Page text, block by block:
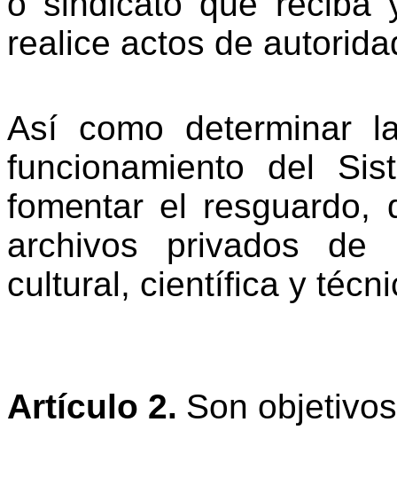
realice actos de
Así como determinar
funcionamiento del
fomentar el resguardo,
archivos
privados de
cultural, científica y
Artículo 2. Son objetivos